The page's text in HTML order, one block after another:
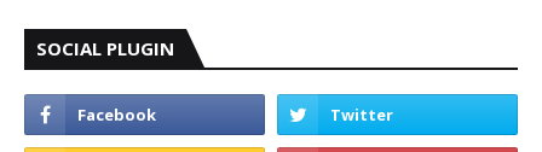
SOCIAL PLUGIN